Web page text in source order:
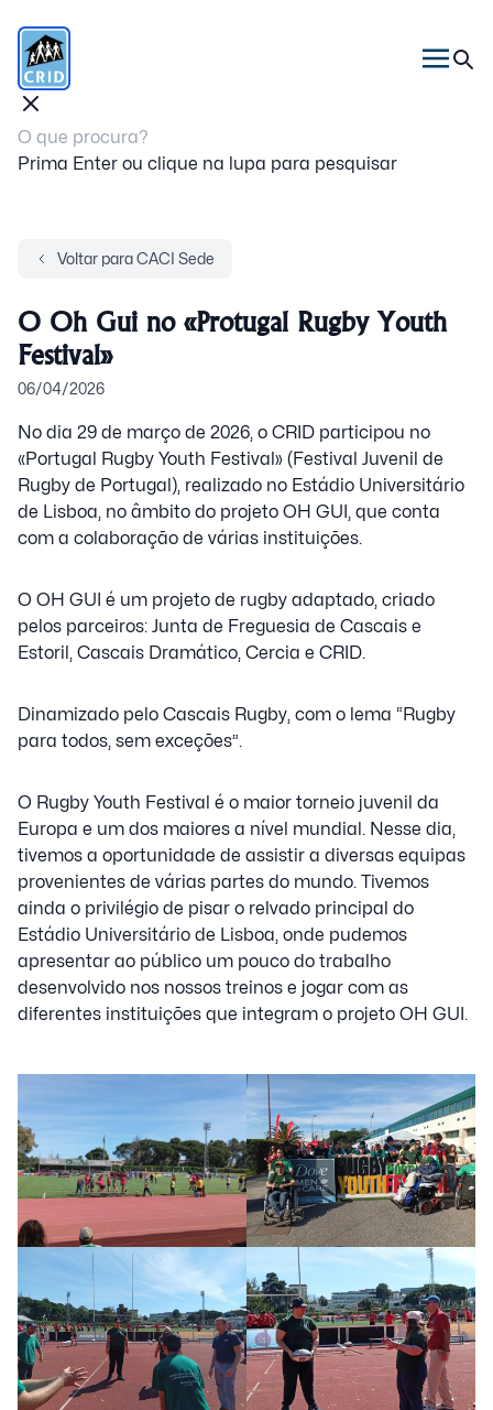
Prima Enter ou clique na lupa para pesquisar
Voltar para CACI Sede
O Oh Gui no «Protugal Rugby Youth
Festival»
06/04/2026
No dia 29 de março de 2026, o CRID participou no
«Portugal Rugby Youth Festival» (Festival Juvenil de
Rugby de Portugal), realizado no Estádio Universitário
de Lisboa, no âmbito do projeto OH GUI, que conta
com a colaboração de várias instituições.
O OH GUI é um projeto de rugby adaptado, criado
pelos parceiros: Junta de Freguesia de Cascais e
Estoril, Cascais Dramático, Cercia e CRID.
Dinamizado pelo Cascais Rugby, com o lema “Rugby
para todos, sem exceções”.
O Rugby Youth Festival é o maior torneio juvenil da
Europa e um dos maiores a nível mundial. Nesse dia,
tivemos a oportunidade de assistir a diversas equipas
provenientes de várias partes do mundo. Tivemos
ainda o privilégio de pisar o relvado principal do
Estádio Universitário de Lisboa, onde pudemos
apresentar ao público um pouco do trabalho
desenvolvido nos nossos treinos e jogar com as
diferentes instituições que integram o projeto OH GUI.